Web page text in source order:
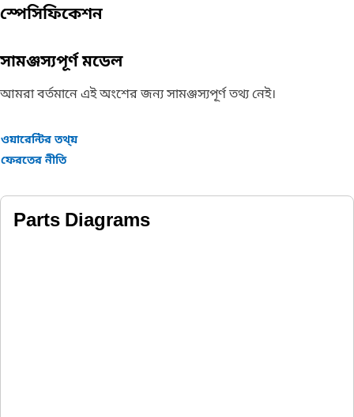
স্পেসিফিকেশন
সামঞ্জস্যপূর্ণ মডেল
আমরা বর্তমানে এই অংশের জন্য সামঞ্জস্যপূর্ণ তথ্য নেই।
ওয়ারেন্টির তথ্য়
ফেরতের নীতি
Parts Diagrams